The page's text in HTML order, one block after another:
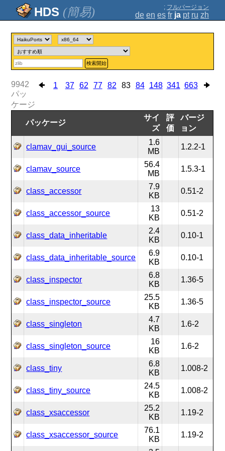
(簡易) ; フルバージョン
de en es fr ja pt ru zh
検索開始
1 37 62 77 82 83 84 148 341 663
9942
パッ
ケージ
パッケージ
サイ
ズ
評
価
バージ
ョン
clamav_gui_source
1.6
MB
1.2.2-1
clamav_source
56.4
MB
1.5.3-1
class_accessor
7.9
KB
0.51-2
class_accessor_source
13
KB
0.51-2
class_data_inheritable
2.4
KB
0.10-1
class_data_inheritable_source
6.9
KB
0.10-1
class_inspector
6.8
KB
1.36-5
class_inspector_source
25.5
KB
1.36-5
class_singleton
4.7
KB
1.6-2
class_singleton_source
16
KB
1.6-2
class_tiny
6.8
KB
1.008-2
class_tiny_source
24.5
KB
1.008-2
class_xsaccessor
25.2
KB
1.19-2
class_xsaccessor_source
76.1
KB
1.19-2